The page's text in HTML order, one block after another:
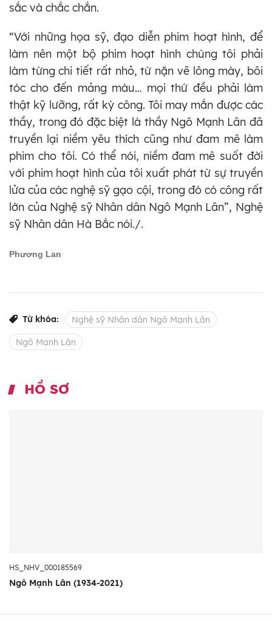
sắc và chắc chắn.
“Với những họa sỹ, đạo diễn phim hoạt hình, để
làm nên một bộ phim hoạt hình chúng tôi phải
làm từng chi tiết rất nhỏ, từ nặn vẽ lông mày, bôi
tóc cho đến mảng màu… mọi thứ đều phải làm
thật kỹ lưỡng, rất kỳ công. Tôi may mắn được các
thầy, trong đó đặc biệt là thầy Ngô Mạnh Lân đã
truyền lại niềm yêu thích cũng như đam mê làm
phim cho tôi. Có thể nói, niềm đam mê suốt đời
với phim hoạt hình của tôi xuất phát từ sự truyền
lửa của các nghệ sỹ gạo cội, trong đó có công rất
lớn của Nghệ sỹ Nhân dân Ngô Mạnh Lân”, Nghệ
sỹ Nhân dân Hà Bắc nói./.
Phương Lan
Từ khóa: Nghệ sỹ Nhân dân Ngô Mạnh Lân
Ngô Mạnh Lân
HỒ SƠ
HS_NHV_000185569
Ngô Mạnh Lân (1934-2021)